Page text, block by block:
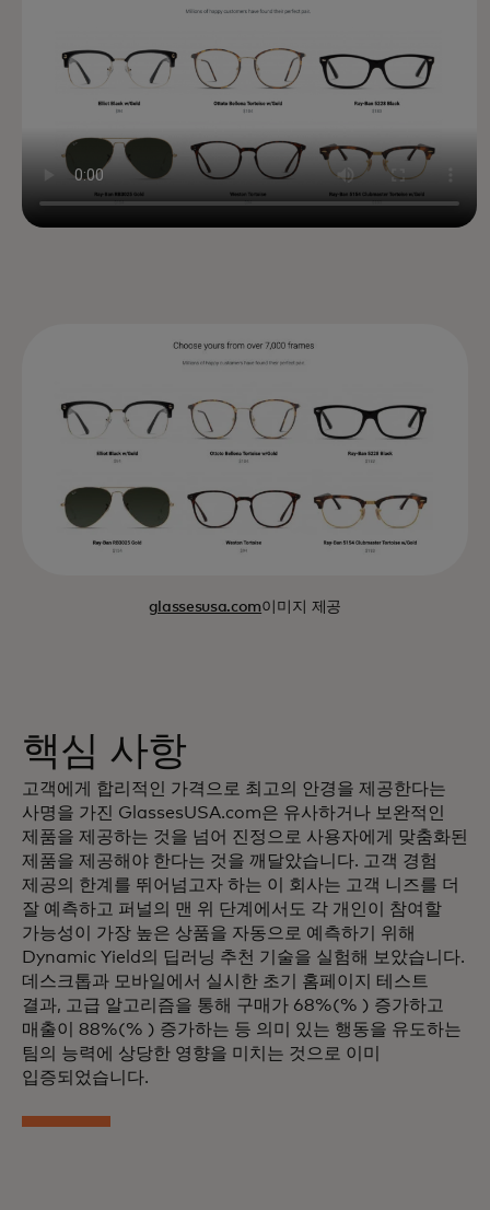
glassesusa.com이미지 제공
핵심 사항
고객에게 합리적인 가격으로 최고의 안경을 제공한다는
사명을 가진 GlassesUSA.com은 유사하거나 보완적인
제품을 제공하는 것을 넘어 진정으로 사용자에게 맞춤화된
제품을 제공해야 한다는 것을 깨달았습니다. 고객 경험
제공의 한계를 뛰어넘고자 하는 이 회사는 고객 니즈를 더
잘 예측하고 퍼널의 맨 위 단계에서도 각 개인이 참여할
가능성이 가장 높은 상품을 자동으로 예측하기 위해
Dynamic Yield의 딥러닝 추천 기술을 실험해 보았습니다.
데스크톱과 모바일에서 실시한 초기 홈페이지 테스트
결과, 고급 알고리즘을 통해 구매가 68%(% ) 증가하고
매출이 88%(% ) 증가하는 등 의미 있는 행동을 유도하는
팀의 능력에 상당한 영향을 미치는 것으로 이미
입증되었습니다.